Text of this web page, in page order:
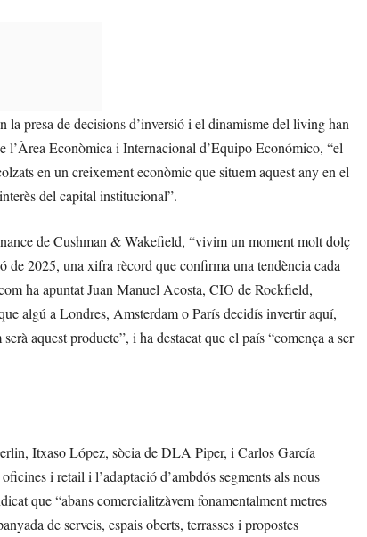
la presa de decisions d’inversió i el dinamisme del living han
l’Àrea Econòmica i Internacional d’Equipo Económico, “el
en un creixement econòmic que situem aquest any en el
del capital institucional”.
de Cushman & Wakefield, “vivim un moment molt dolç
2025, una xifra rècord que confirma una tendència cada
ha apuntat Juan Manuel Acosta, CIO de Rockfield,
algú a Londres, Amsterdam o París decidís invertir aquí,
aquest producte”, i ha destacat que el país “comença a ser
Itxaso López, sòcia de DLA Piper, i Carlos García
i retail i l’adaptació d’ambdós segments als nous
que “abans comercialitzàvem fonamentalment metres
de serveis, espais oberts, terrasses i propostes